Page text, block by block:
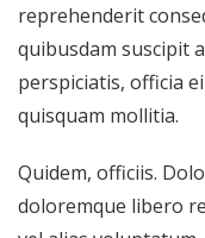
reprehenderit
quibusdam suscipit
perspiciatis, officia
quisquam mollitia.
Quidem, officiis.
doloremque libero